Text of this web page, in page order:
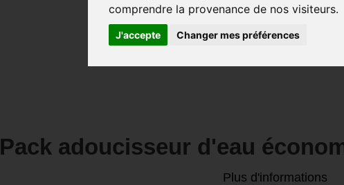
comprendre la provenance de nos visiteurs.
J'accepte Changer mes préférences
Pack adoucisseur d'eau
Plus d'informations